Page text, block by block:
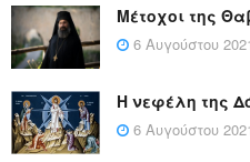
Μέτοχοι της
6 Αυγούστου
Η νεφέλη της
6 Αυγούστου